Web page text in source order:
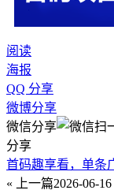
阅读
海报
QQ 分享
微博分享
微信分享
分享
首码趣享看，单条
« 上一篇2026-06-16